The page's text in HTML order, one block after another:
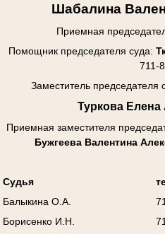
Шабалина
Приемная
Помощник председателя суда:
711-
Заместитель председателя
Туркова
Приемная заместителя
Бужгеева Валентина
Судья
Балыкина О.А.
Борисенко И.Н.